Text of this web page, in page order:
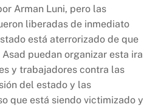
Arman Luni, pero las
liberadas de inmediato
está aterrorizado de que
puedan organizar esta ira
y trabajadores contra las
del estado y las
que está siendo victimizado y